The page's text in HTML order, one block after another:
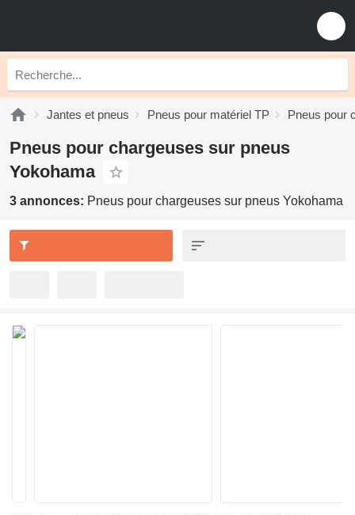
Jantes et pneus Pneus pour matériel TP Pneus pour
Pneus pour chargeuses sur pneus
Yokohama
3 annonces: Pneus pour chargeuses sur pneus Yokohama